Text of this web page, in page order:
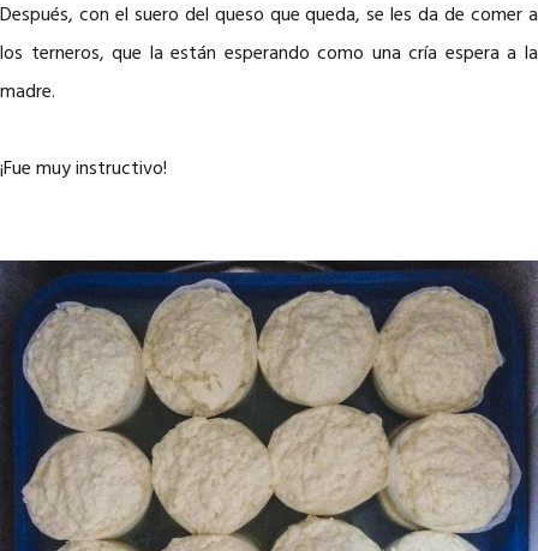
Después, con el suero del queso que queda, se les da de comer a
los terneros, que la están esperando como una cría espera a la
madre.
¡Fue muy instructivo!